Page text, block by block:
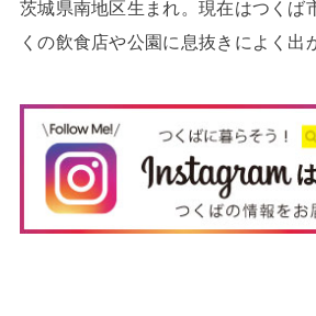
茨城県南地区生まれ。現在はつくば
くの飲食店や公園に息抜きによく出